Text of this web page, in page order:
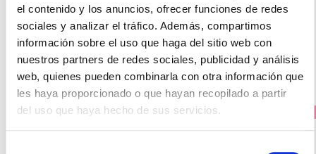
el contenido y los anuncios, ofrecer funciones de redes
sociales y analizar el tráfico. Además, compartimos
información sobre el uso que haga del sitio web con
nuestros partners de redes sociales, publicidad y análisis
web, quienes pueden combinarla con otra información que
les haya proporcionado o que hayan recopilado a partir
del uso que haya hecho de sus servicios.
17,45€
- +
PRECIO ESPECIAL